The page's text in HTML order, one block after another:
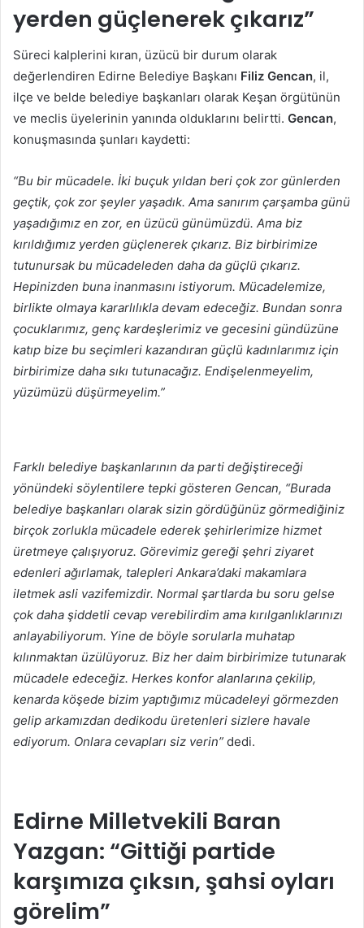
yerden güçlenerek çıkarız”
Süreci kalplerini kıran, üzücü bir durum olarak
değerlendiren Edirne Belediye Başkanı Filiz Gencan, il,
ilçe ve belde belediye başkanları olarak Keşan örgütünün
ve meclis üyelerinin yanında olduklarını belirtti. Gencan,
konuşmasında şunları kaydetti:
“Bu bir mücadele. İki buçuk yıldan beri çok zor günlerden
geçtik, çok zor şeyler yaşadık. Ama sanırım çarşamba günü
yaşadığımız en zor, en üzücü günümüzdü. Ama biz
kırıldığımız yerden güçlenerek çıkarız. Biz birbirimize
tutunursak bu mücadeleden daha da güçlü çıkarız.
Hepinizden buna inanmasını istiyorum. Mücadelemize,
birlikte olmaya kararlılıkla devam edeceğiz. Bundan sonra
çocuklarımız, genç kardeşlerimiz ve gecesini gündüzüne
katıp bize bu seçimleri kazandıran güçlü kadınlarımız için
birbirimize daha sıkı tutunacağız. Endişelenmeyelim,
yüzümüzü düşürmeyelim.”
Farklı belediye başkanlarının da parti değiştireceği
yönündeki söylentilere tepki gösteren Gencan, “Burada
belediye başkanları olarak sizin gördüğünüz görmediğiniz
birçok zorlukla mücadele ederek şehirlerimize hizmet
üretmeye çalışıyoruz. Görevimiz gereği şehri ziyaret
edenleri ağırlamak, talepleri Ankara’daki makamlara
iletmek asli vazifemizdir. Normal şartlarda bu soru gelse
çok daha şiddetli cevap verebilirdim ama kırılganlıklarınızı
anlayabiliyorum. Yine de böyle sorularla muhatap
kılınmaktan üzülüyoruz. Biz her daim birbirimize tutunarak
mücadele edeceğiz. Herkes konfor alanlarına çekilip,
kenarda köşede bizim yaptığımız mücadeleyi görmezden
gelip arkamızdan dedikodu üretenleri sizlere havale
ediyorum. Onlara cevapları siz verin” dedi.
Edirne Milletvekili Baran
Yazgan: “Gittiği partide
karşımıza çıksın, şahsi oyları
görelim”